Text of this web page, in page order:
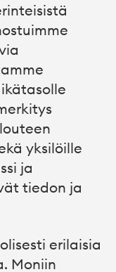
yksilöille
ja
tiedon ja
erilaisia
Moniin